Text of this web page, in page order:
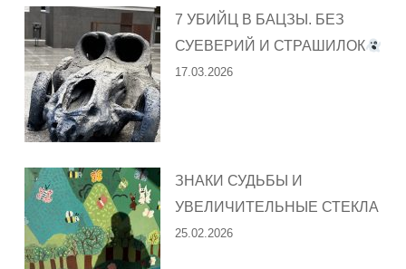
7 УБИЙЦ В БАЦЗЫ. БЕЗ
СУЕВЕРИЙ И СТРАШИЛОК
17.03.2026
ЗНАКИ СУДЬБЫ И
УВЕЛИЧИТЕЛЬНЫЕ СТЕКЛА
25.02.2026